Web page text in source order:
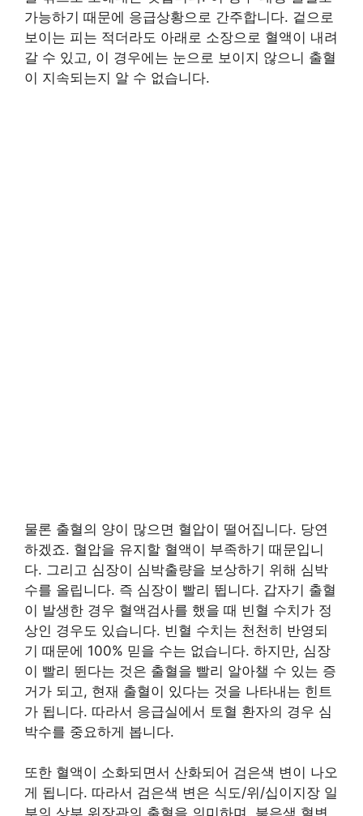
가능하기 때문에 응급상황으로 간주합니다. 겉으로
보이는 피는 적더라도 아래로 소장으로 혈액이 내려
갈 수 있고, 이 경우에는 눈으로 보이지 않으니 출혈
이 지속되는지 알 수 없습니다.
물론 출혈의 양이 많으면 혈압이 떨어집니다. 당연
하겠죠. 혈압을 유지할 혈액이 부족하기 때문입니
다. 그리고 심장이 심박출량을 보상하기 위해 심박
수를 올립니다. 즉 심장이 빨리 뜁니다. 갑자기 출혈
이 발생한 경우 혈액검사를 했을 때 빈혈 수치가 정
상인 경우도 있습니다. 빈혈 수치는 천천히 반영되
기 때문에 100% 믿을 수는 없습니다. 하지만, 심장
이 빨리 뛴다는 것은 출혈을 빨리 알아챌 수 있는 증
거가 되고, 현재 출혈이 있다는 것을 나타내는 힌트
가 됩니다. 따라서 응급실에서 토혈 환자의 경우 심
박수를 중요하게 봅니다.
또한 혈액이 소화되면서 산화되어 검은색 변이 나오
게 됩니다. 따라서 검은색 변은 식도/위/십이지장 일
부의 상부 위장관의 출혈을 의미하며, 붉은색 혈변